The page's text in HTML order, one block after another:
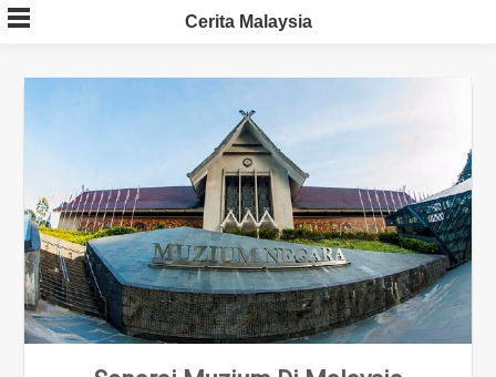
Skip
to
Cerita Malaysia